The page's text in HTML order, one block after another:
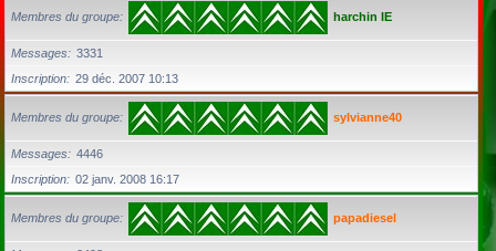
Membres du groupe harchin IE
Messages
3331
Inscription
29 déc. 2007 10:13
Membres du groupe sylvianne40
Messages
4446
Inscription
02 janv. 2008 16:17
Membres du groupe papadiesel